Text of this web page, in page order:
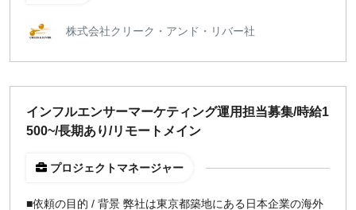
前払い可能
稼働時間
週4日
株式会社クリーク・アンド・リバー社
インフルエンサーマーケティング運用担当募集/時給1
500~/長期あり/リモートメイン
プロジェクトマネージャー
■依頼の目的 / 背景 弊社は東京都築地にある日本企業の海外